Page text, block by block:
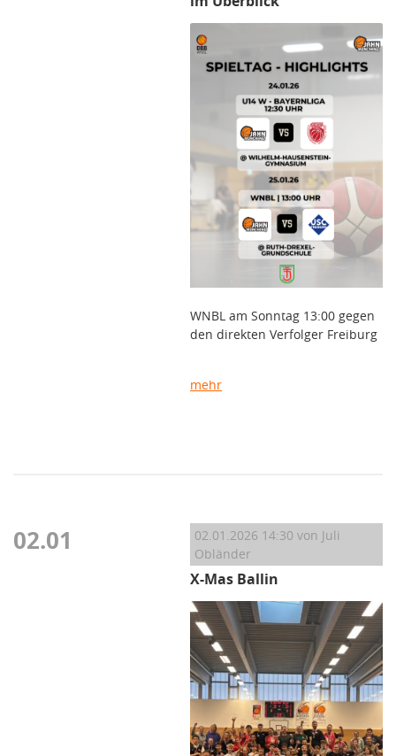
WNBL am Sonntag 13:00 gegen
den direkten Verfolger Freiburg
mehr
02.01 02.01.2026 14:30 von Juli
Obländer
X-Mas Ballin